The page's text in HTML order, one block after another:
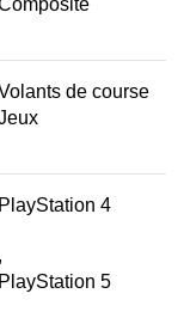
de course
PlayStation 4
,
PlayStation 5